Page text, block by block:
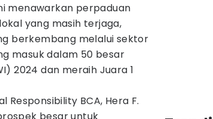
menawarkan perpaduan
yang masih terjaga,
berkembang melalui sektor
masuk dalam 50 besar
2024 dan meraih Juara 1
Responsibility BCA, Hera F.